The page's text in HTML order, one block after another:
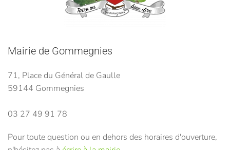
Mairie de Gommegnies
71, Place du Général de Gaulle
59144 Gommegnies
03 27 49 91 78
Pour toute question ou en dehors des horaires d'ouverture,